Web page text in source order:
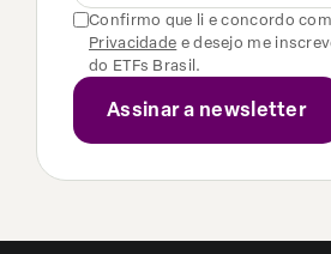
Confirmo que li e concordo
Privacidade e desejo me
do ETFs Brasil.